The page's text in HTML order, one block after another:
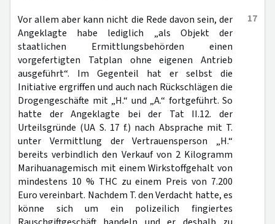
17
Vor allem aber kann nicht die Rede davon sein, der
Angeklagte habe lediglich „als Objekt der
staatlichen Ermittlungsbehörden einen
vorgefertigten Tatplan ohne eigenen Antrieb
ausgeführt“. Im Gegenteil hat er selbst die
Initiative ergriffen und auch nach Rückschlägen die
Drogengeschäfte mit „H.“ und „A.“ fortgeführt. So
hatte der Angeklagte bei der Tat II.12. der
Urteilsgründe (UA S. 17 f.) nach Absprache mit T.
unter Vermittlung der Vertrauensperson „H.“
bereits verbindlich den Verkauf von 2 Kilogramm
Marihuanagemisch mit einem Wirkstoffgehalt von
mindestens 10 % THC zu einem Preis von 7.200
Euro vereinbart. Nachdem T. den Verdacht hatte, es
könne sich um ein polizeilich fingiertes